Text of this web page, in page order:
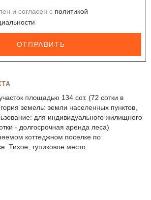
площадью 134 сот. (72 сотки в
земель: земли населенных пунктов,
для индивидуального жилищного
- долгосрочная аренда леса)
коттеджном поселке по
Тихое, тупиковое место.
и согласен с политикой
ОТПРАВИТЬ